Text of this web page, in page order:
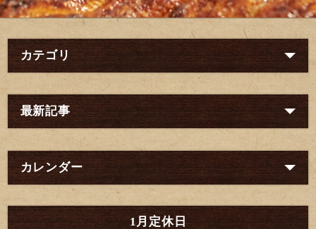
カテゴリ
最新記事
カレンダー
1月定休日